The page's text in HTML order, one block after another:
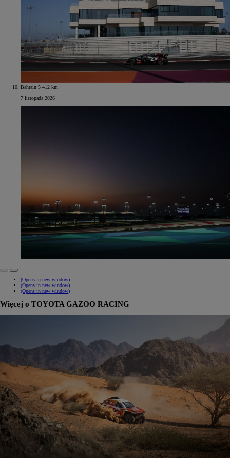
Bahrain 5 412 km
7 listopada 2026
(Opens in new window)
(Opens in new window)
(Opens in new window)
Więcej o TOYOTA GAZOO RACING